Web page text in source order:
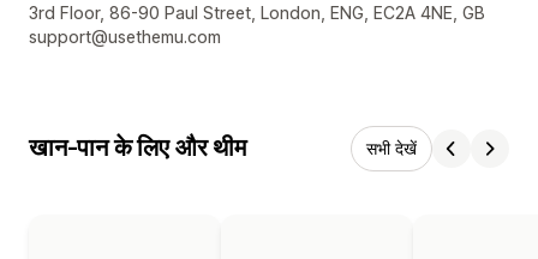
डिज़ाइनर के संपर्क की जानकारी
3rd Floor, 86-90 Paul Street, London, ENG, EC2A 4NE, GB
support@usethemu.com
खान-पान के लिए और थीम सभी देखें